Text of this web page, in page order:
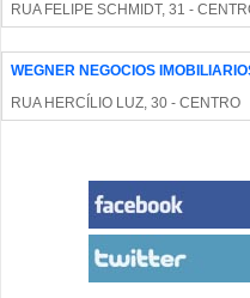
RUA FELIPE SCHMIDT, 31 -
WEGNER NEGOCIOS
RUA HERCÍLIO LUZ, 30 - CENTRO